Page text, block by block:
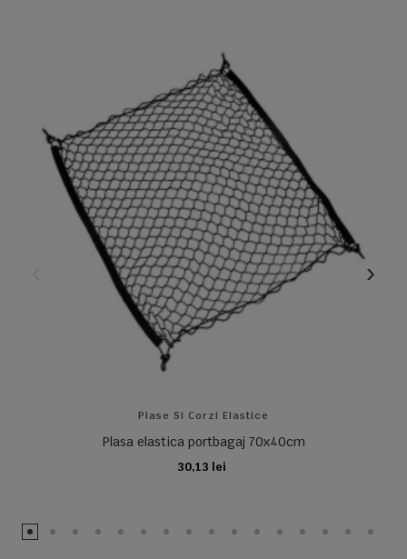
Plase Si Corzi Elastice
Plasa elastica portbagaj 70x40cm
30,13 lei
ADAUGA IN COS